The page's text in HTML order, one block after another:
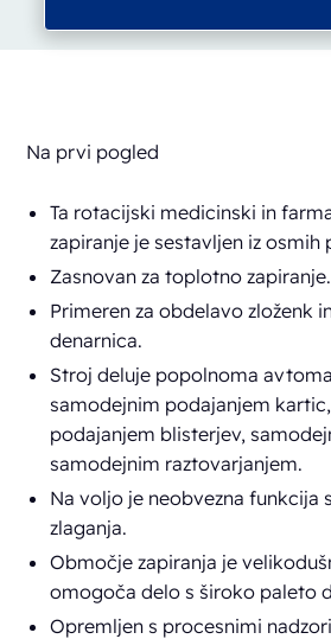
Na prvi pogled
Ta rotacijski medicinski in
zapiranje je sestavljen iz osmih
Zasnovan za toplotno zapiranje.
Primeren za obdelavo zloženk
denarnica.
Stroj deluje popolnoma
samodejnim podajanjem
podajanjem blisterjev,
samodejnim raztovarjanjem.
Na voljo je neobvezna funkcija
zlaganja.
Območje zapiranja je
omogoča delo s široko paleto
Opremljen s procesnimi